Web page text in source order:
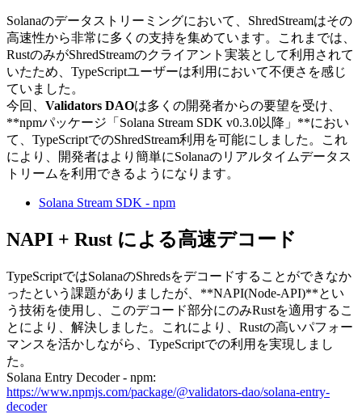
Solanaのデータストリーミングにおいて、ShredStreamはその
高速性から非常に多くの支持を集めています。これまでは、
RustのみがShredStreamのクライアント実装として利用されて
いたため、TypeScriptユーザーは利用において不便さを感じ
ていました。
今回、 Validators DAOは多くの開発者からの要望を受け、
**npmパッケージ「Solana Stream SDK v0.3.0以降」**におい
て、TypeScriptでのShredStream利用を可能にしました。これ
により、開発者はより簡単にSolanaのリアルタイムデータス
トリームを利用できるようになります。
Solana Stream SDK - npm
NAPI + Rust による高速デコード
TypeScriptではSolanaのShredsをデコードすることができなか
ったという課題がありましたが、**NAPI(Node-API)**とい
う技術を使用し、このデコード部分にのみRustを適用するこ
とにより、解決しました。これにより、Rustの高いパフォー
マンスを活かしながら、TypeScriptでの利用を実現しまし
た。
Solana Entry Decoder - npm:
https://www.npmjs.com/package/@validators-dao/solana-entry-
decoder